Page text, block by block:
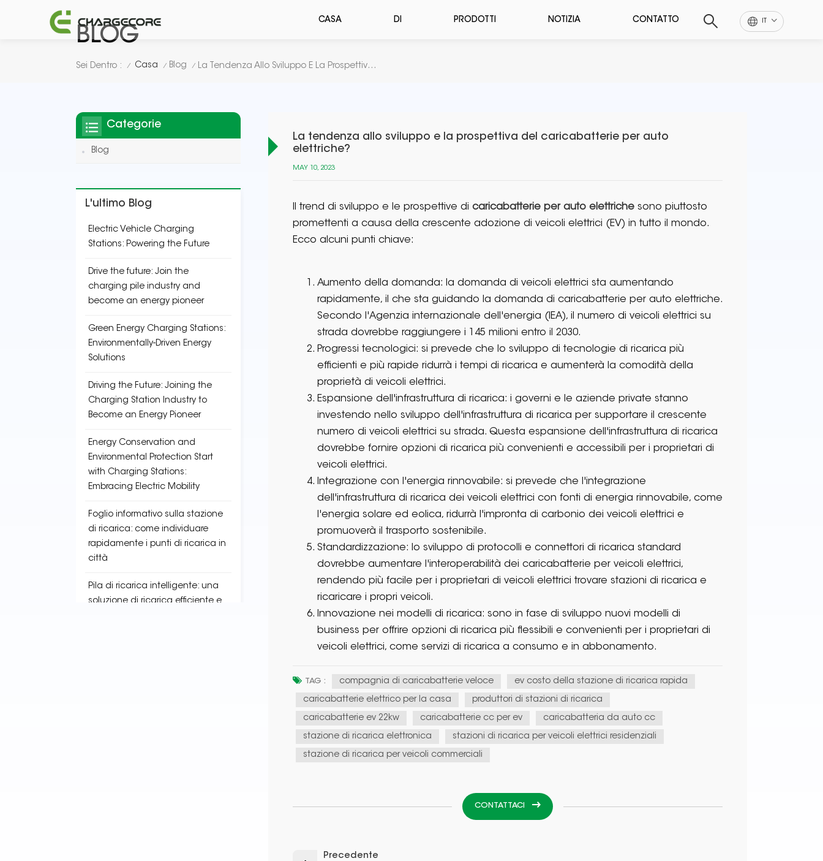
CASA DI PRODOTTI NOTIZIA CONTATTO
BLOG
Sei Dentro : / Casa / Blog / La Tendenza Allo Sviluppo E La Prospettiva Del Caricabatterie Per Auto Elettriche?
La tendenza allo sviluppo e la prospettiva del caricabatterie per auto
elettriche?
MAY 10, 2023
Il trend di sviluppo e le prospettive di caricabatterie per auto elettriche sono piuttosto
promettenti a causa della crescente adozione di veicoli elettrici (EV) in tutto il mondo.
Ecco alcuni punti chiave:
Aumento della domanda: la domanda di veicoli elettrici sta aumentando
rapidamente, il che sta guidando la domanda di caricabatterie per auto elettriche.
Secondo l'Agenzia internazionale dell'energia (IEA), il numero di veicoli elettrici su
strada dovrebbe raggiungere i 145 milioni entro il 2030.
Progressi tecnologici: si prevede che lo sviluppo di tecnologie di ricarica più
efficienti e più rapide ridurrà i tempi di ricarica e aumenterà la comodità della
proprietà di veicoli elettrici.
Espansione dell'infrastruttura di ricarica: i governi e le aziende private stanno
investendo nello sviluppo dell'infrastruttura di ricarica per supportare il crescente
numero di veicoli elettrici su strada. Questa espansione dell'infrastruttura di ricarica
dovrebbe fornire opzioni di ricarica più convenienti e accessibili per i proprietari di
veicoli elettrici.
Integrazione con l'energia rinnovabile: si prevede che l'integrazione
dell'infrastruttura di ricarica dei veicoli elettrici con fonti di energia rinnovabile, come
l'energia solare ed eolica, ridurrà l'impronta di carbonio dei veicoli elettrici e
promuoverà il trasporto sostenibile.
Standardizzazione: lo sviluppo di protocolli e connettori di ricarica standard
dovrebbe aumentare l'interoperabilità dei caricabatterie per veicoli elettrici,
rendendo più facile per i proprietari di veicoli elettrici trovare stazioni di ricarica e
ricaricare i propri veicoli.
Innovazione nei modelli di ricarica: sono in fase di sviluppo nuovi modelli di
business per offrire opzioni di ricarica più flessibili e convenienti per i proprietari di
veicoli elettrici, come servizi di ricarica a consumo e in abbonamento.
TAG : compagnia di caricabatterie veloce ev costo della stazione di ricarica rapida
caricabatterie elettrico per la casa produttori di stazioni di ricarica
caricabatterie ev 22kw caricabatterie cc per ev caricabatteria da auto cc
stazione di ricarica elettronica stazioni di ricarica per veicoli elettrici residenziali
stazione di ricarica per veicoli commerciali
CONTATTACI
Precedente
Categorie
Blog
L'ultimo Blog
Electric Vehicle Charging
Stations: Powering the Future
Drive the future: Join the
charging pile industry and
become an energy pioneer
Green Energy Charging Stations:
Environmentally-Driven Energy
Solutions
Driving the Future: Joining the
Charging Station Industry to
Become an Energy Pioneer
Energy Conservation and
Environmental Protection Start
with Charging Stations:
Embracing Electric Mobility
Foglio informativo sulla stazione
di ricarica: come individuare
rapidamente i punti di ricarica in
città
Pila di ricarica intelligente: una
soluzione di ricarica efficiente e